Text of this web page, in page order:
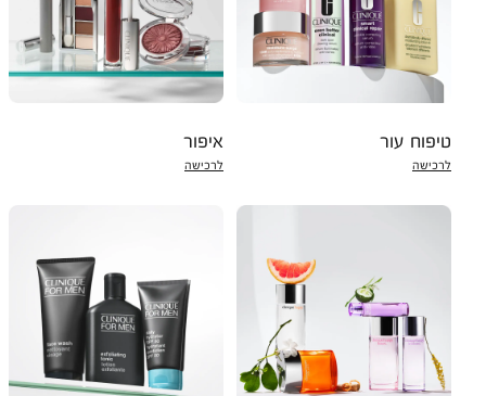
טיפוח עור
לרכישה
איפור
לרכישה